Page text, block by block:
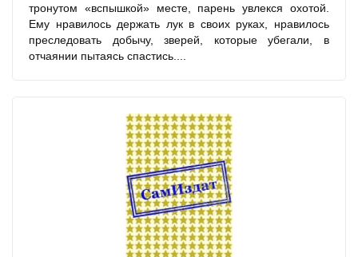
тронутом «вспышкой» месте, парень увлекся охотой.
Ему нравилось держать лук в своих руках, нравилось
преследовать добычу, зверей, которые убегали, в
отчаянии пытаясь спастись....